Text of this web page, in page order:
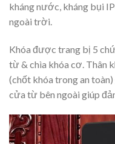
kháng nước, kháng bụi
ngoài trời.
Khóa được trang bị 5
từ & chìa khóa cơ. Thân
(chốt khóa trong an
cửa từ bên ngoài giúp